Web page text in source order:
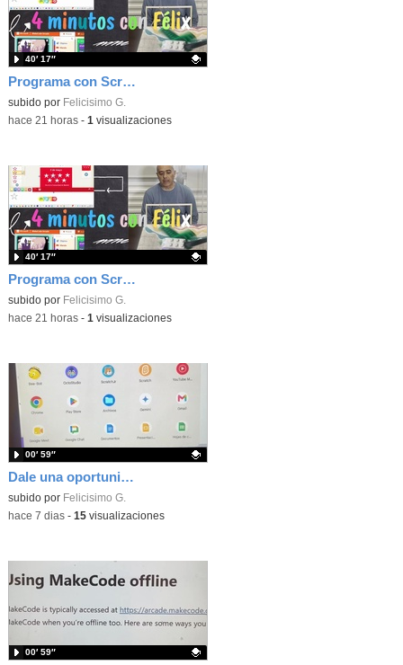
Programa con Scratch, 8 diferentes juegos para vivir la emoción de los partidos de España en el mundial 2026
Contenido educativo.
subido por Felicisimo G.
40′ 17″
-hace 21 horas- 1 visualizaciones
Programa con Scratch juegos con los partidos del mundial 2026 ganados por España
Contenido educativo.
subido por Felicisimo G.
40′ 17″
-hace 21 horas- 1 visualizaciones
Dale una oportunidad a los Chromebooks y utiliza un proyector para realizar talleres si no tienes pantallas táctiles
Contenido educativo.
subido por Felicisimo G.
00′ 59″
-hace 7 dias- 15visualizaciones
00′ 59″